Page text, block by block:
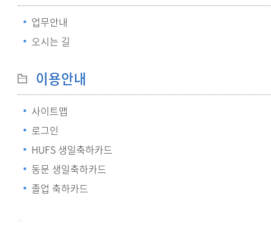
업무안내
오시는 길
이용안내
사이트맵
로그인
HUFS 생일축하카드
동문 생일축하카드
졸업 축하카드
..